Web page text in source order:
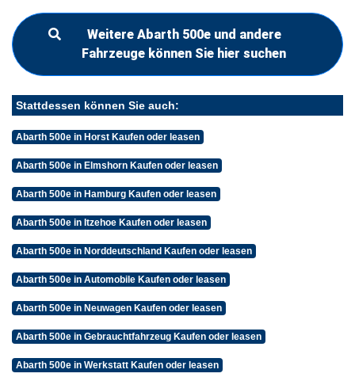
Weitere Abarth 500e und andere
Fahrzeuge können Sie hier suchen
Stattdessen können Sie auch:
Abarth 500e in Horst Kaufen oder leasen
Abarth 500e in Elmshorn Kaufen oder leasen
Abarth 500e in Hamburg Kaufen oder leasen
Abarth 500e in Itzehoe Kaufen oder leasen
Abarth 500e in Norddeutschland Kaufen oder leasen
Abarth 500e in Automobile Kaufen oder leasen
Abarth 500e in Neuwagen Kaufen oder leasen
Abarth 500e in Gebrauchtfahrzeug Kaufen oder leasen
Abarth 500e in Werkstatt Kaufen oder leasen